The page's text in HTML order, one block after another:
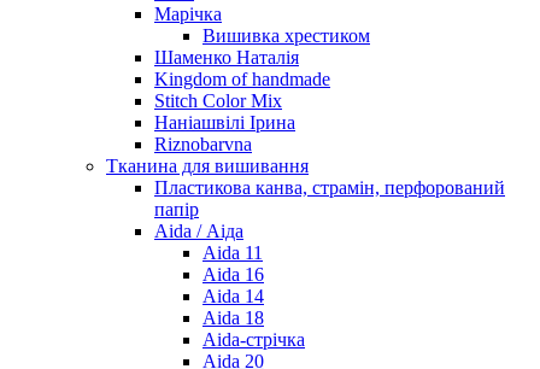
Марічка
Вишивка хрестиком
Шаменко Наталія
Kingdom of handmade
Stitch Color Mix
Наніашвілі Ірина
Riznobarvna
Тканина для вишивання
Пластикова канва, страмін, перфорований
папір
Aida / Аіда
Aida 11
Aida 16
Aida 14
Aida 18
Aida-стрічка
Aida 20